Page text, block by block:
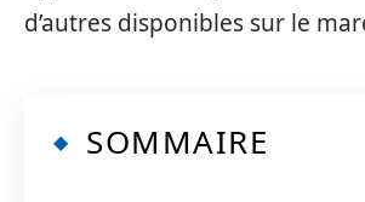
d’autres disponibles sur le
SOMMAIRE